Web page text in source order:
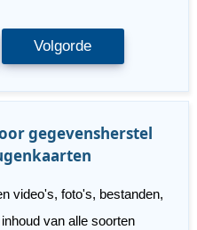
Volgorde
gegevensherstel
video's, foto's, bestanden,
van alle soorten